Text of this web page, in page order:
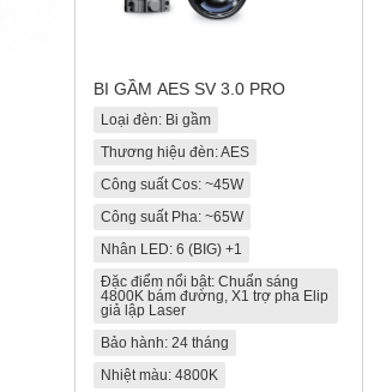
BI GẦM AES SV 3.0 PRO
Loại đèn: Bi gầm
Thương hiệu đèn: AES
Công suất Cos: ~45W
Công suất Pha: ~65W
Nhân LED: 6 (BIG) +1
Đặc điểm nổi bật: Chuẩn sáng
4800K bám đường, X1 trợ pha Elip
giả lập Laser
Bảo hành: 24 tháng
Nhiệt màu: 4800K